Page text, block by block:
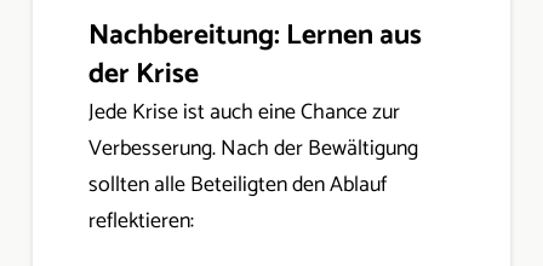
Nachbereitung: Lernen aus
der Krise
Jede Krise ist auch eine Chance zur
Verbesserung. Nach der Bewältigung
sollten alle Beteiligten den Ablauf
reflektieren: